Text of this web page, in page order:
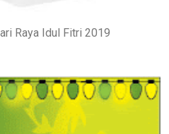
Raya Idul Fitri 2019